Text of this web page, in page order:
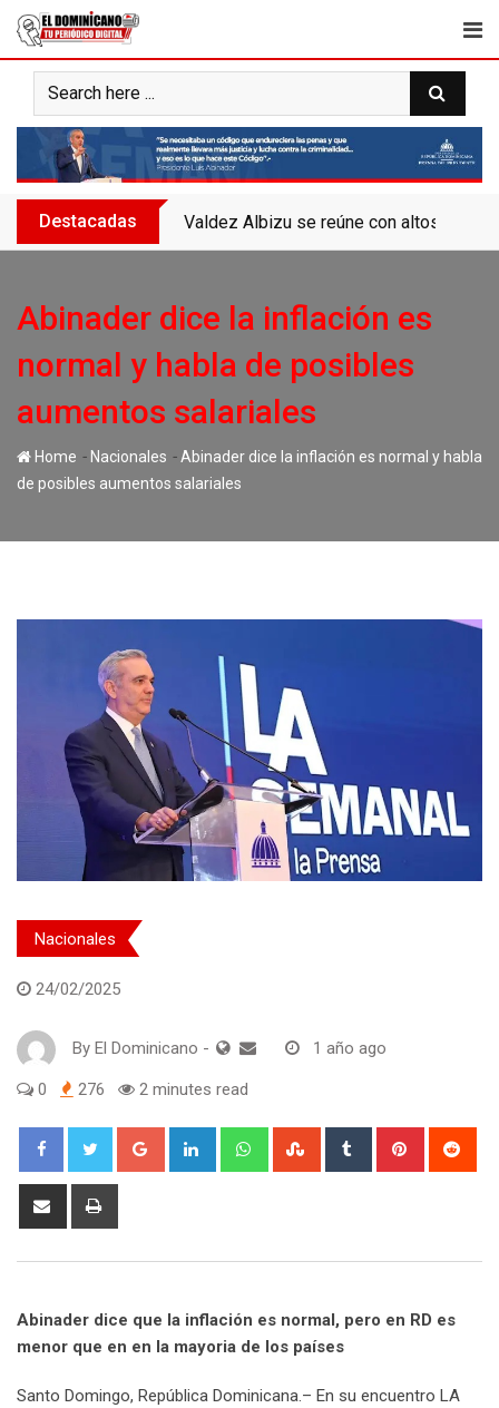
Skip
content
Destacadas Banreservas recibe nuevamente la
Abinader dice la inflación es
normal y habla de posibles
aumentos salariales
Home - Nacionales -Abinader dice la inflación es normal y habla
de posibles aumentos salariales
Nacionales
24/02/2025
By El Dominicano - 1 año ago
0 276 2 minutes read
Google+ LinkedIn WhatsappStumbleUpon
Tumblr Pinterest
Share
Abinader dice que la inflación es normal, pero en RD es
menor que en en la mayoria de los países
Santo Domingo, República Dominicana.– En su encuentro LA